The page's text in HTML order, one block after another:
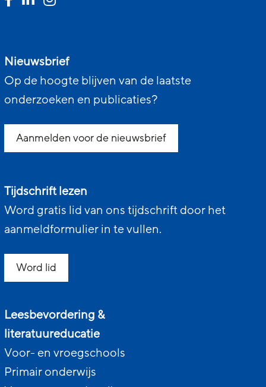
Nieuwsbrief
Op de hoogte blijven van de laatste
onderzoeken en publicaties?
Aanmelden voor de nieuwsbrief
Tijdschrift lezen
Word gratis lid van ons tijdschrift door het
aanmeldformulier in te vullen.
Word lid
Leesbevordering &
literatuureducatie
Voor- en vroegschools
Primair onderwijs